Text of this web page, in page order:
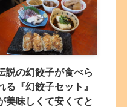
説の幻餃子が食べら
る『幻餃子セット』
美味しくて安くてと